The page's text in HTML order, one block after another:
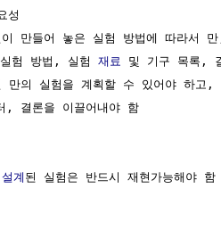
성
만들어 놓은 실험 방법에 따라서 만
험 방법, 실험
재료
및 기구 목록,
의 실험을 계획할 수 있어야 하고,
결론을 이끌어내야 함
설계 된 실험은 반드시 재현가능해야 함